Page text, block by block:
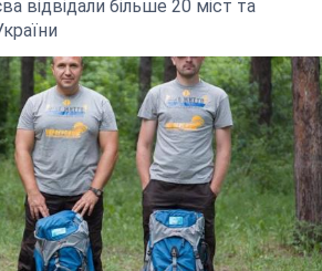
відвідали більше 20 міст та